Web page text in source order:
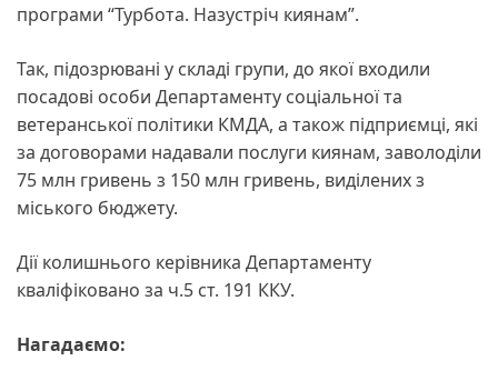
програми “Турбота. Назустріч киянам”.
Так, підозрювані у складі групи, до якої входили
посадові особи Департаменту соціальної та
ветеранської політики КМДА, а також підприємці, які
за договорами надавали послуги киянам, заволоділи
75 млн гривень з 150 млн гривень, виділених з
міського бюджету.
Дії колишнього керівника Департаменту
кваліфіковано за ч.5 ст. 191 ККУ.
Нагадаємо: